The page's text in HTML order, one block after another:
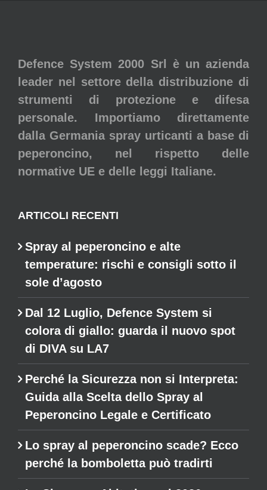
Defence System 2000 Srl è un azienda
leader nel settore della distribuzione di
strumenti di protezione e difesa
personale. Importiamo direttamente
dalla Germania spray urticanti a base di
peperoncino, nel rispetto delle
normative UE e delle leggi Italiane.
ARTICOLI RECENTI
Spray al peperoncino e alte
temperature: rischi e consigli sotto il
sole d’agosto
Dal 12 Luglio, Defence System si
colora di giallo: guarda il nuovo spot
di DIVA su LA7
Perché la Sicurezza non si Interpreta:
Guida alla Scelta dello Spray al
Peperoncino Legale e Certificato
Lo spray al peperoncino scade? Ecco
perché la bomboletta può tradirti